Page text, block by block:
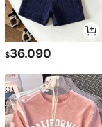
$36.090